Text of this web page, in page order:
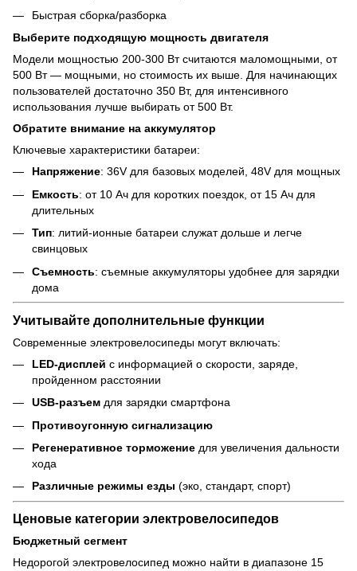
Быстрая сборка/разборка
Выберите подходящую мощность двигателя
Модели мощностью 200-300 Вт считаются маломощными, от
500 Вт — мощными, но стоимость их выше. Для начинающих
пользователей достаточно 350 Вт, для интенсивного
использования лучше выбирать от 500 Вт.
Обратите внимание на аккумулятор
Ключевые характеристики батареи:
Напряжение: 36V для базовых моделей, 48V для мощных
Емкость: от 10 Ач для коротких поездок, от 15 Ач для
длительных
Тип: литий-ионные батареи служат дольше и легче
свинцовых
Съемность: съемные аккумуляторы удобнее для зарядки
дома
Учитывайте дополнительные функции
Современные электровелосипеды могут включать:
LED-дисплей с информацией о скорости, заряде,
пройденном расстоянии
USB-разъем для зарядки смартфона
Противоугонную сигнализацию
Регенеративное торможение для увеличения дальности
хода
Различные режимы езды (эко, стандарт, спорт)
Ценовые категории электровелосипедов
Бюджетный сегмент
Недорогой электровелосипед можно найти в диапазоне 15